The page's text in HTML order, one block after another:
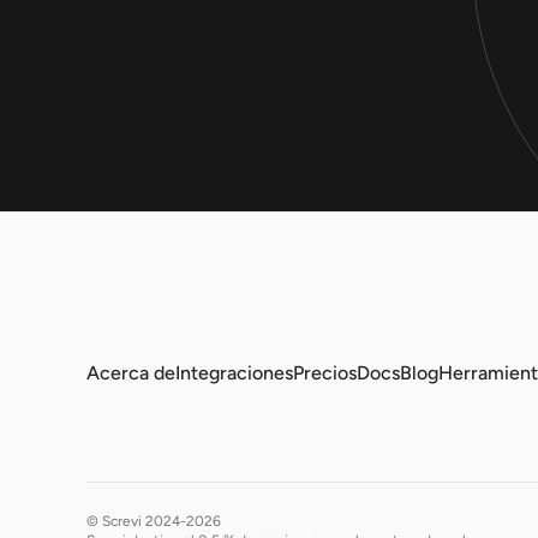
Acerca deIntegracionesPreciosDocsBlog
© Screvi 2024-2026